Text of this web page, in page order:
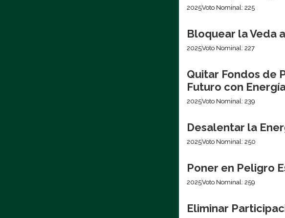
2025Voto Nominal: 225
Bloquear la Veda
2025Voto Nominal: 227
Quitar Fondos de
Futuro con
2025Voto Nominal: 239
Desalentar la
2025Voto Nominal: 250
Poner en Peligro
2025Voto Nominal: 259
Eliminar